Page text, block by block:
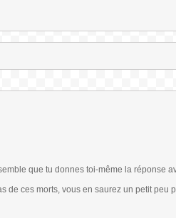
que tu donnes toi-même la réponse
de ces morts, vous en saurez un petit peu